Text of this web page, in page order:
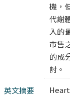
機，
代謝
入的
市售
的成
討。
英文摘要